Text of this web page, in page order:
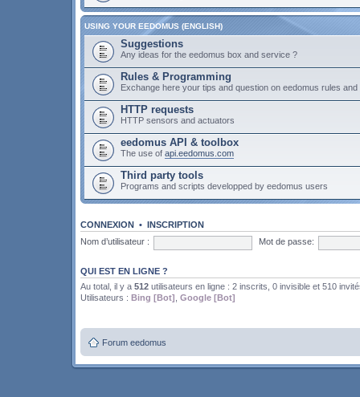
USING YOUR EEDOMUS (ENGLISH)
Suggestions
Any ideas for the eedomus box and service ?
Rules & Programming
Exchange here your tips and question on eedomus rules and
HTTP requests
HTTP sensors and actuators
eedomus API & toolbox
The use of api.eedomus.com
Third party tools
Programs and scripts developped by eedomus users
CONNEXION • INSCRIPTION
Nom d’utilisateur :
Mot de passe:
QUI EST EN LIGNE ?
Au total, il y a 512 utilisateurs en ligne : 2 inscrits, 0 invisible et 510
Utilisateurs : Bing [Bot] Google [Bot]
Forum eedomus